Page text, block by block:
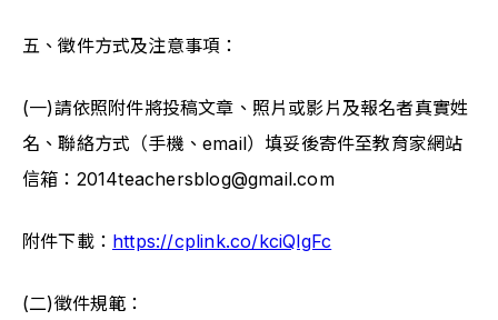
五、徵件方式及注意事項：
(一)請依照附件將投稿文章、照片或影片及報名者真實姓
名、聯絡方式（手機、email）填妥後寄件至教育家網站
信箱：2014teachersblog@gmail.com
附件下載： https://cplink.co/kciQlgFc
(二)徵件規範：